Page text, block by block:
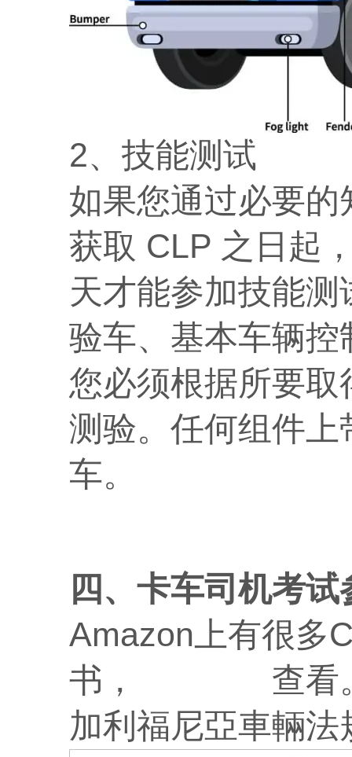
2、技能测试
如果您通过必要
获取 CLP 之日起
天才能参加技能
验车、基本车辆
您必须根据所要
测验。任何组件
车。
四、卡车司机考试
Amazon上有很多
书，
查看
加利福尼亞車輛